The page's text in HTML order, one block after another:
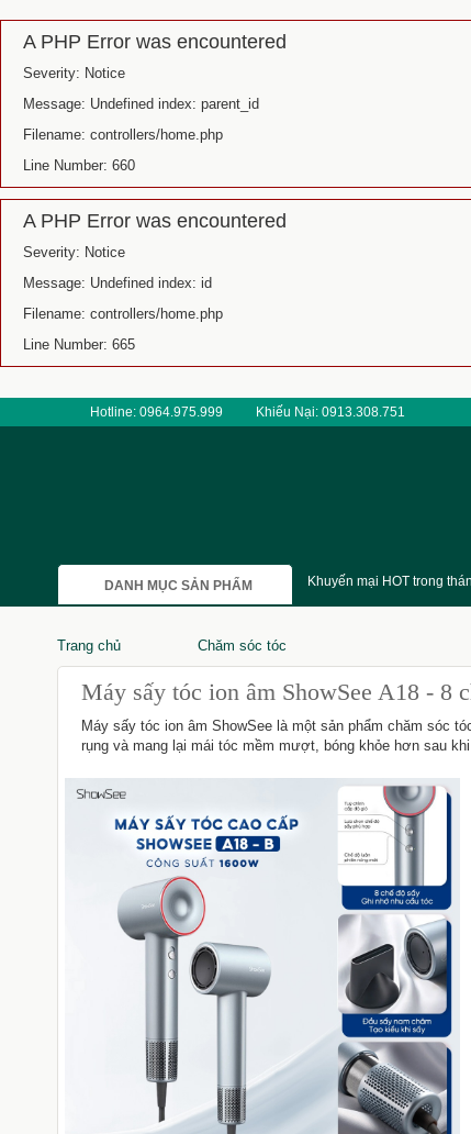
A PHP Error was encountered
Severity: Notice
Message: Undefined index: parent_id
Filename: controllers/home.php
Line Number: 660
A PHP Error was encountered
Severity: Notice
Message: Undefined index: id
Filename: controllers/home.php
Line Number: 665
Hotline: 0964.975.999 Khiếu Nại: 0913.308.751
DANH MỤC SẢN PHẨM Khuyến mại HOT trong
Trang chủ Chăm sóc tóc
Máy sấy tóc ion âm ShowSee A18 - 8
Máy sấy tóc ion âm ShowSee là một sản phẩm chăm sóc
rụng và mang lại mái tóc mềm mượt, bóng khỏe hơn sau